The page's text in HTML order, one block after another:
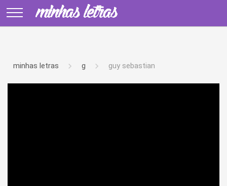
minhas letras g guy sebastian